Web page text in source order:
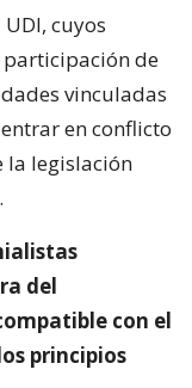
cuyos
de
vinculadas
en conflicto
la legislación
del
con el
principios